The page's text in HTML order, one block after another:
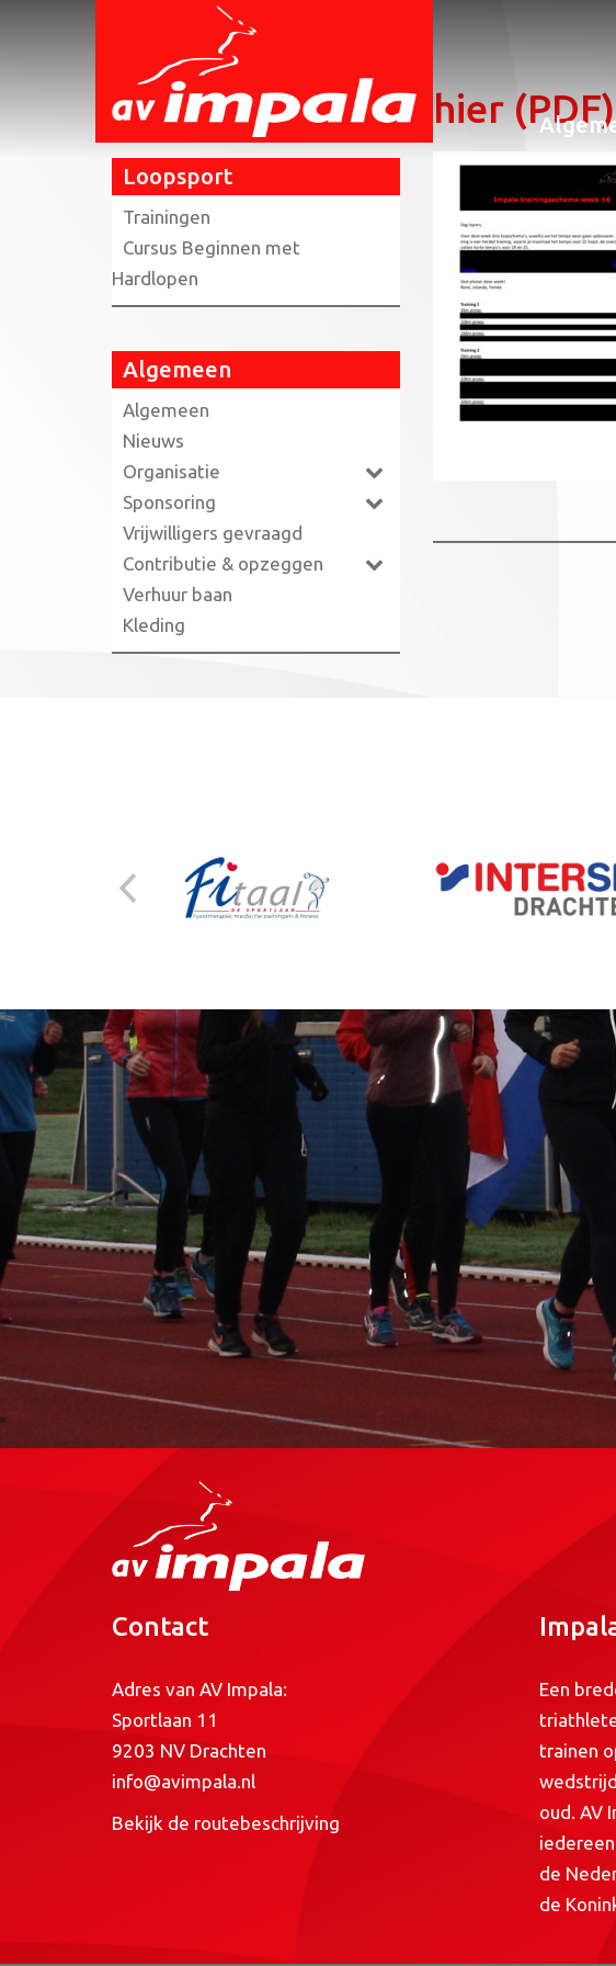
Loopsport
Loopsport
Trainingen
Cursus Beginnen met
Hardlopen
Algemeen
Algemeen
Nieuws
Organisatie
Sponsoring
Vrijwilligers gevraagd
Contributie & opzeggen
Verhuur baan
Kleding
hier (PDF)
Contact
Adres van AV Impala:
Sportlaan 11
9203 NV Drachten
info@avimpala.nl
Bekijk de routebeschrijving
Een
trainen
oud. AV
de
de